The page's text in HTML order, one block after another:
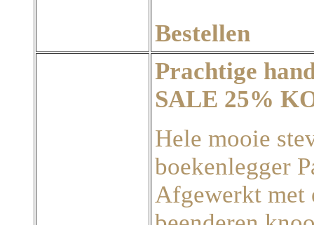
Bestellen
Prachtige
SALE 25%
Hele mooie
boekenlegger
Afgewerkt met